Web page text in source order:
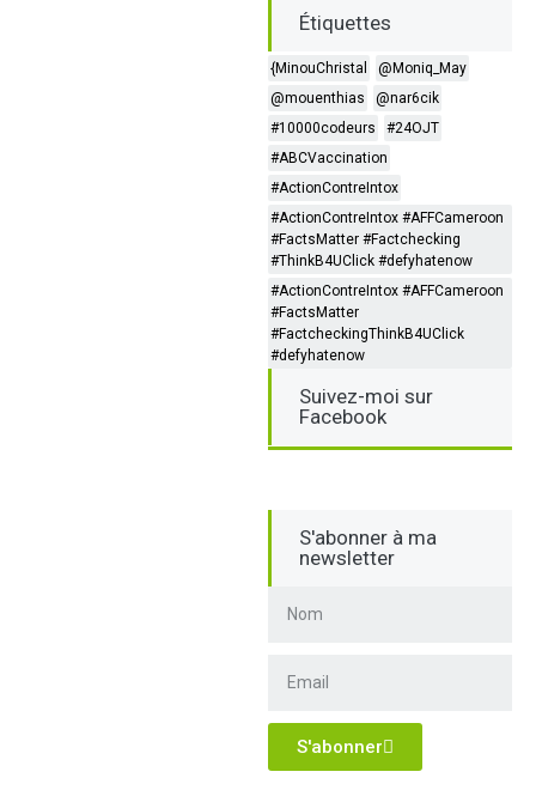
Étiquettes
{MinouChristal
@Moniq_May
@mouenthias
@nar6cik
#10000codeurs
#24OJT
#ABCVaccination
#ActionContreIntox
#ActionContreIntox #AFFCameroon
#FactsMatter #Factchecking
#ThinkB4UClick #defyhatenow
#ActionContreIntox #AFFCameroon
#FactsMatter
#FactcheckingThinkB4UClick
#defyhatenow
Suivez-moi sur
Facebook
S'abonner à ma
newsletter
S'abonner